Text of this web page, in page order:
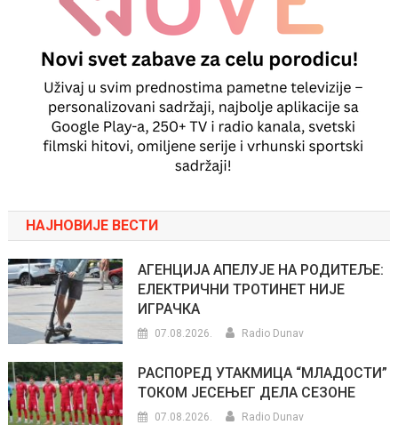
НАЈНОВИЈЕ ВЕСТИ
АГЕНЦИЈА АПЕЛУЈЕ НА РОДИТЕЉЕ:
ЕЛЕКТРИЧНИ ТРОТИНЕТ НИЈЕ
ИГРАЧКА
07.08.2026. Radio Dunav
РАСПОРЕД УТАКМИЦА “МЛАДОСТИ”
ТОКОМ ЈЕСЕЊЕГ ДЕЛА СЕЗОНЕ
07.08.2026. Radio Dunav